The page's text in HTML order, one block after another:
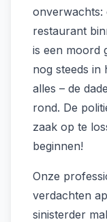
onverwachts:
restaurant
is een moord
nog steeds in
alles – de
rond. De
zaak op te
beginnen!
Onze
verdachten
sinisterder